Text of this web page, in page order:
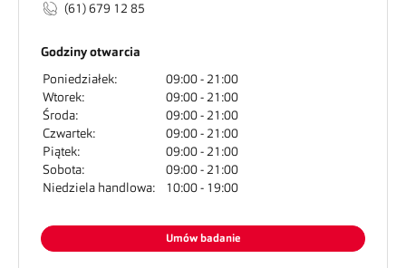
(61) 679 12 85
Godziny otwarcia
Poniedziałek: 09:00
21:00
Wtorek:
09:00
21:00
Środa:
09:00
21:00
Czwartek:
09:00
21:00
Piątek:
09:00
21:00
Sobota:
09:00
21:00
Niedziela handlowa:
10:00 19:00
Umów badanie